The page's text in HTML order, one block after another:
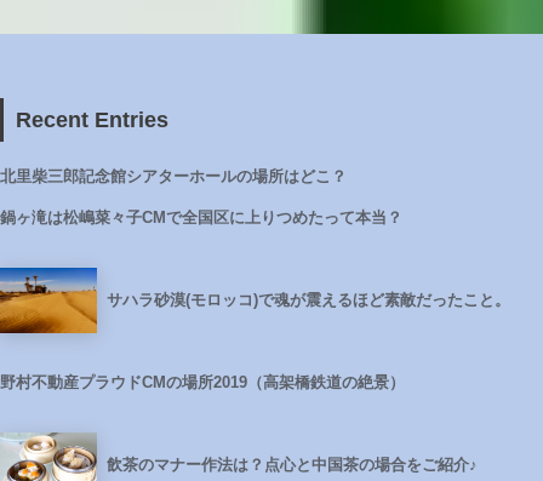
Recent Entries
北里柴三郎記念館シアターホールの場所はどこ？
鍋ヶ滝は松嶋菜々子CMで全国区に上りつめたって本当？
サハラ砂漠(モロッコ)で魂が震えるほど素敵だったこと。
野村不動産プラウドCMの場所2019（高架橋鉄道の絶景）
飲茶のマナー作法は？点心と中国茶の場合をご紹介♪